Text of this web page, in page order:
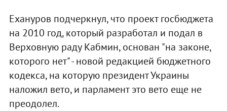
Ехануров подчеркнул, что проект госбюджета
на 2010 год, который разработал и подал в
Верховную раду Кабмин, основан "на законе,
которого нет" - новой редакцией бюджетного
кодекса, на которую президент Украины
наложил вето, и парламент это вето еще не
преодолел.